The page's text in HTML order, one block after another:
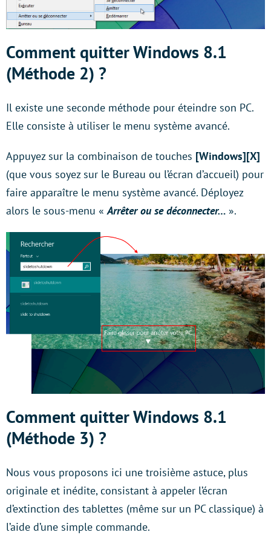
Comment quitter Windows 8.1
(Méthode 2) ?
Il existe une seconde méthode pour éteindre son PC.
Elle consiste à utiliser le menu système avancé.
Appuyez sur la combinaison de touches [Windows][X]
(que vous soyez sur le Bureau ou l’écran d’accueil) pour
faire apparaître le menu système avancé. Déployez
alors le sous-menu «Arrêter ou se déconnecter… ».
Comment quitter Windows 8.1
(Méthode 3) ?
Nous vous proposons ici une troisième astuce, plus
originale et inédite, consistant à appeler l’écran
d’extinction des tablettes (même sur un PC classique) à
l’aide d’une simple commande.